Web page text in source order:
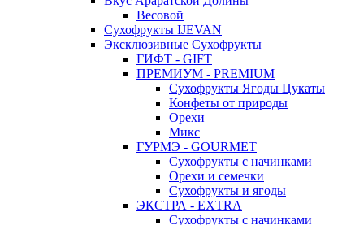
Весовой
Сухофрукты IJEVAN
Эксклюзивные Сухофрукты
ГИФТ - GIFT
ПРЕМИУМ - PREMIUM
Сухофрукты Ягоды Цукаты
Конфеты от природы
Орехи
Микс
ГУРМЭ - GOURMET
Сухофрукты с начинками
Орехи и семечки
Сухофрукты и ягоды
ЭКСТРА - EXTRA
Сухофрукты с начинками